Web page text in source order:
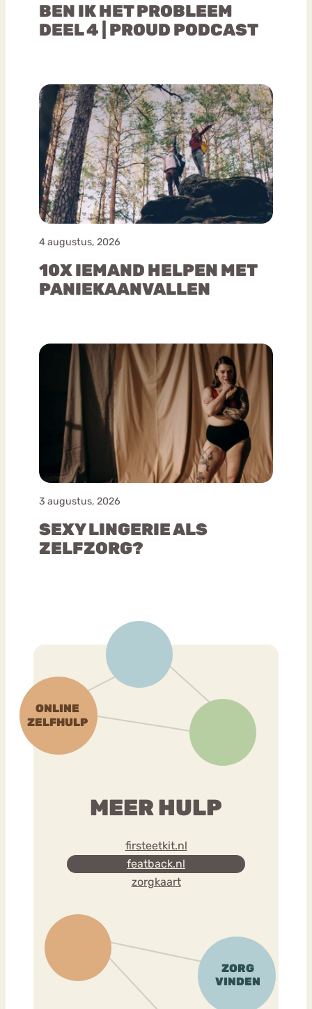
BEN IK HET PROBLEEM
DEEL 4 | PROUD PODCAST
4 augustus, 2026
10X IEMAND HELPEN MET
PANIEKAANVALLEN
3 augustus, 2026
SEXY LINGERIE ALS
ZELFZORG?
MEER HULP
firsteetkit.nl
featback.nl
zorgkaart